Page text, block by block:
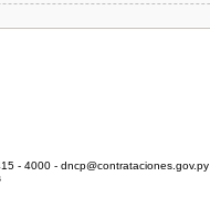
- 4000 - dncp@contrataciones.gov.py